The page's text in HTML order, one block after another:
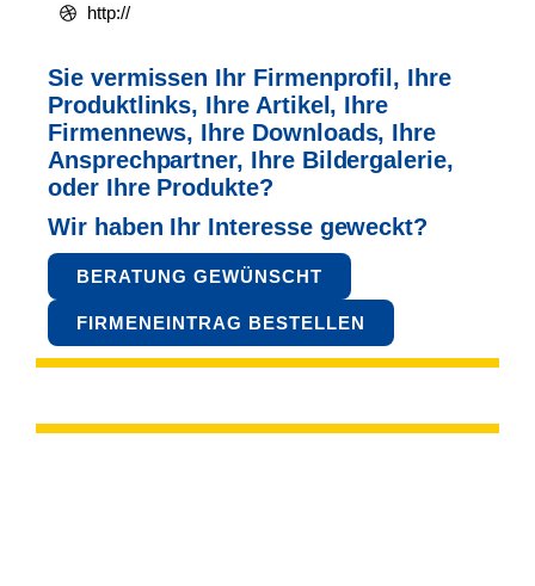
http://
Sie vermissen Ihr Firmenprofil, Ihre
Produktlinks, Ihre Artikel, Ihre
Firmennews, Ihre Downloads, Ihre
Ansprechpartner, Ihre Bildergalerie,
oder Ihre Produkte?
Wir haben Ihr Interesse geweckt?
BERATUNG GEWÜNSCHT
FIRMENEINTRAG BESTELLEN